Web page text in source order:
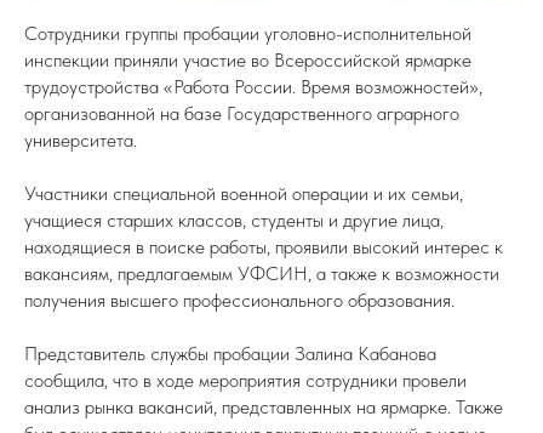
Сотрудники группы пробации уголовно-исполнительной
инспекции приняли участие во Всероссийской ярмарке
трудоустройства «Работа России. Время возможностей»,
организованной на базе Государственного аграрного
университета.
Участники специальной военной операции и их семьи,
учащиеся старших классов, студенты и другие лица,
находящиеся в поиске работы, проявили высокий интерес к
вакансиям, предлагаемым УФСИН, а также к возможности
получения высшего профессионального образования.
Представитель службы пробации Залина Кабанова
сообщила, что в ходе мероприятия сотрудники провели
анализ рынка вакансий, представленных на ярмарке. Также